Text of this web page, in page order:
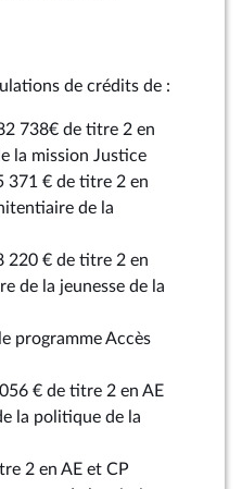
de crédits de :
738€ de titre 2 en
la mission Justice
371 € de titre 2 en
de la
220 € de titre 2 en
de la jeunesse de la
programme Accès
€ de titre 2 en AE
la politique de la
2 en AE et CP